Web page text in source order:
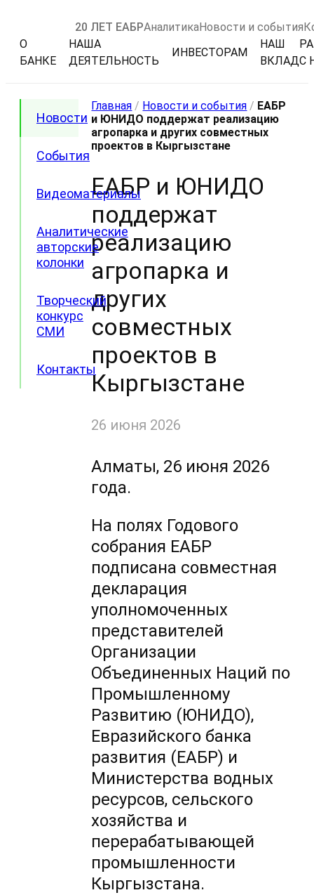
20 ЛЕТ ЕАБРАналитикаНовости и события
О
БАНКЕ
НАША
ДЕЯТЕЛЬНОСТЬ
ИНВЕСТОРАМ
НАШ
ВКЛАДС
Новости
События
Видеоматериалы
Аналитические
авторские
колонки
Творческий
конкурс
СМИ
Контакты
Главная / Новости и события / ЕАБР
и ЮНИДО поддержат реализацию
агропарка и других совместных
проектов в Кыргызстане
ЕАБР и ЮНИДО
поддержат
реализацию
агропарка и
других
совместных
проектов в
Кыргызстане
26 июня 2026
Алматы, 26 июня 2026
года.
На полях Годового
собрания ЕАБР
подписана совместная
декларация
уполномоченных
представителей
Организации
Объединенных Наций по
Промышленному
Развитию (ЮНИДО),
Евразийского банка
развития (ЕАБР) и
Министерства водных
ресурсов, сельского
хозяйства и
перерабатывающей
промышленности
Кыргызстана.